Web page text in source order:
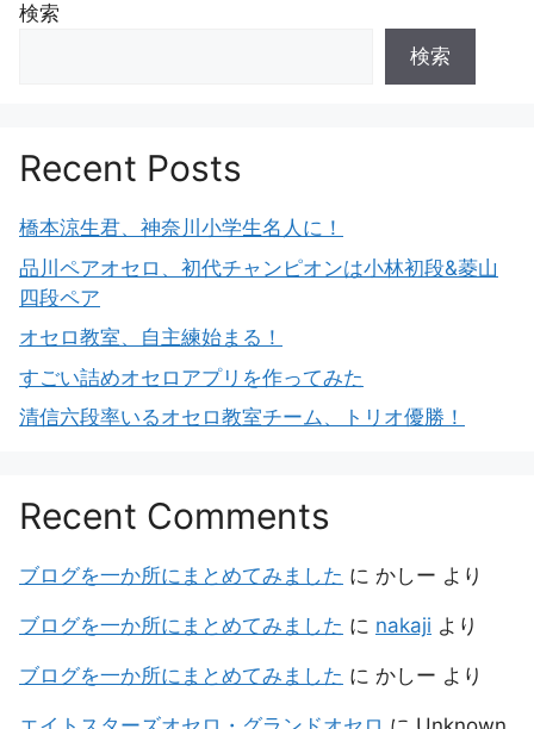
検索
検索
Recent Posts
橋本涼生君、神奈川小学生名人に！
品川ペアオセロ、初代チャンピオンは小林初段&菱山
四段ペア
オセロ教室、自主練始まる！
すごい詰めオセロアプリを作ってみた
清信六段率いるオセロ教室チーム、トリオ優勝！
Recent Comments
ブログを一か所にまとめてみました に かしー より
ブログを一か所にまとめてみました に nakaji より
ブログを一か所にまとめてみました に かしー より